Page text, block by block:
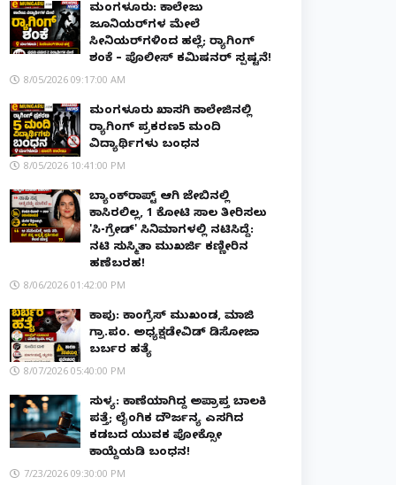
ಮಂಗಳೂರು: ಕಾಲೇಜು
ಜೂನಿಯರ್‌ಗಳ ಮೇಲೆ
ಸೀನಿಯರ್‌ಗಳಿಂದ ಹಲ್ಲೆ; ರ‌್ಯಾಗಿಂಗ್
ಶಂಕೆ – ಪೊಲೀಸ್ ಕಮಿಷನರ್ ಸ್ಪಷ್ಟನೆ!
8/05/2026 09:17:00 AM
ಮಂಗಳೂರು ಖಾಸಗಿ ಕಾಲೇಜಿನಲ್ಲಿ
ರ‌್ಯಾಗಿಂಗ್ ಪ್ರಕರಣ5 ಮಂದಿ
ವಿದ್ಯಾರ್ಥಿಗಳು ಬಂಧನ
8/05/2026 10:41:00 PM
ಬ್ಯಾಂಕ್‌ರಾಪ್ಟ್‌ ಆಗಿ ಜೇಬಿನಲ್ಲಿ
ಕಾಸಿರಲಿಲ್ಲ, ₹1 ಕೋಟಿ ಸಾಲ ತೀರಿಸಲು
'ಸಿ-ಗ್ರೇಡ್' ಸಿನಿಮಾಗಳಲ್ಲಿ ನಟಿಸಿದ್ದೆ:
ನಟಿ ಸುಸ್ಮಿತಾ ಮುಖರ್ಜಿ ಕಣ್ಣೀರಿನ
ಹಣೆಬರಹ!
8/06/2026 01:42:00 PM
ಕಾಪು: ಕಾಂಗ್ರೆಸ್ ಮುಖಂಡ, ಮಾಜಿ
ಗ್ರಾ.ಪಂ. ಅಧ್ಯಕ್ಷಡೇವಿಡ್ ಡಿಸೋಜಾ
ಬರ್ಬರ ಹತ್ಯೆ
8/07/2026 05:40:00 PM
ಸುಳ್ಯ: ಕಾಣೆಯಾಗಿದ್ದ ಅಪ್ರಾಪ್ತ ಬಾಲಕಿ
ಪತ್ತೆ; ಲೈಂಗಿಕ ದೌರ್ಜನ್ಯ ಎಸಗಿದ
ಕಡಬದ ಯುವಕ ಪೋಕ್ಸೋ
ಕಾಯ್ದೆಯಡಿ ಬಂಧನ!
7/23/2026 09:30:00 PM